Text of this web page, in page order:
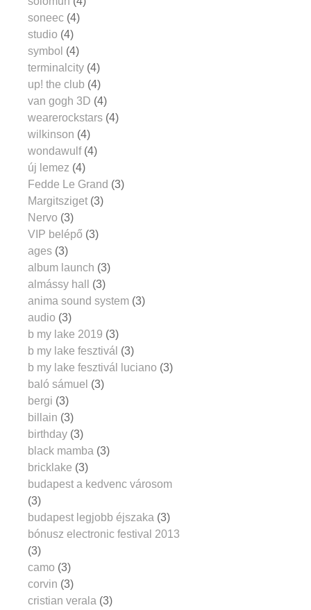
soneec (4)
studio (4)
symbol (4)
terminalcity (4)
up! the club (4)
van gogh 3D (4)
wearerockstars (4)
wilkinson (4)
wondawulf (4)
új lemez (4)
Fedde Le Grand (3)
Margitsziget (3)
Nervo (3)
VIP belépő (3)
ages (3)
album launch (3)
almássy hall
(3)
anima sound system (3)
audio (3)
b my lake 2019 (3)
b my lake fesztivál (3)
b my lake fesztivál luciano (3)
baló sámuel (3)
bergi (3)
billain (3)
birthday (3)
black mamba (3)
bricklake (3)
budapest a kedvenc városom
(3)
budapest legjobb éjszaka (3)
bónusz electronic festival 2013
(3)
camo (3)
corvin (3)
cristian verala (3)